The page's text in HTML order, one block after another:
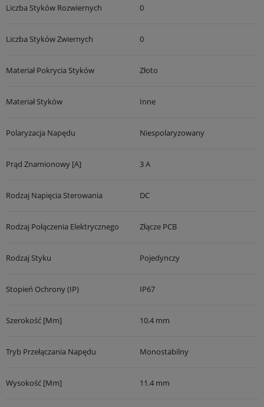
Liczba Styków Rozwiernych 0
Liczba Styków Zwiernych 0
Materiał Pokrycia Styków Złoto
Materiał Styków Inne
Polaryzacja Napędu Niespolaryzowany
Prąd Znamionowy [A] 3 A
Rodzaj Napięcia Sterowania DC
Rodzaj Połączenia Elektrycznego Złącze PCB
Rodzaj Styku Pojedynczy
Stopień Ochrony (IP) IP67
Szerokość [mm] 10.4 mm
Tryb Przełączania Napędu Monostabilny
Wysokość [mm] 11.4 mm